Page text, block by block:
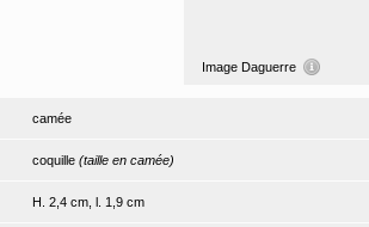
Image Daguerre
camée
coquille (taille en camée)
H. 2,4 cm, l. 1,9 cm